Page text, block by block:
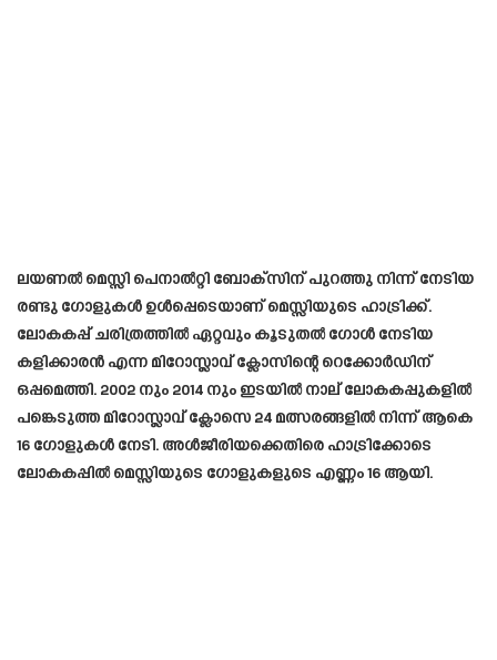
ലയണൽ മെസ്സി പെനാൽറ്റി ബോക്‌സിന് പുറത്തു നിന്ന് നേടിയ
രണ്ടു ഗോളുകൾ ഉൾപ്പെടെയാണ് മെസ്സിയുടെ ഹാട്രിക്ക്.
ലോകകപ്പ് ചരിത്രത്തിൽ ഏറ്റവും കൂടുതൽ ഗോൾ നേടിയ
കളിക്കാരൻ എന്ന മിറോസ്ലാവ് ക്ലോസിന്റെ റെക്കോർഡിന്
ഒപ്പമെത്തി. 2002 നും 2014 നും ഇടയിൽ നാല് ലോകകപ്പുകളിൽ
പങ്കെടുത്ത മിറോസ്ലാവ് ക്ലോസെ 24 മത്സരങ്ങളിൽ നിന്ന് ആകെ
16 ഗോളുകൾ നേടി. അൾജീരിയക്കെതിരെ ഹാട്രിക്കോടെ
ലോകകപ്പിൽ മെസ്സിയുടെ ഗോളുകളുടെ എണ്ണം 16 ആയി.